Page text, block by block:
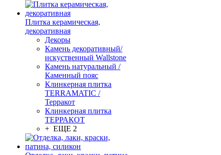
Плитка керамическая,
декоративная
Декоры
Камень декоративный/
искуственный Wallstone
Камень натуральный /
Каменный пояс
Клинкерная плитка
TERRAMATIC /
Терракот
Клинкерная плитка
ТЕРРАКОТ
+ ЕЩЕ 2